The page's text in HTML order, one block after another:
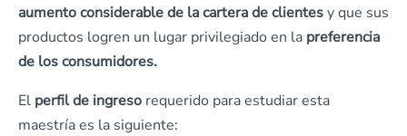
aumento considerable de la cartera de clientesy que sus
productos logren un lugar privilegiado en la preferencia
de los consumidores.
El perfil de ingreso requerido para estudiar esta
maestría es la siguiente: